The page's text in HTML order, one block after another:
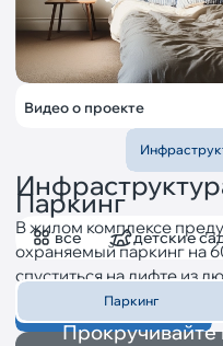
Видео о проекте
все детские
Паркинг
В жилом комплексе
охраняемый паркинг на
спуститься на лифте из
Оставить заявку
Паркинг